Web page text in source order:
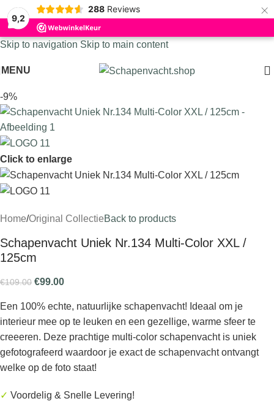
9,2
288 Reviews ×
Skip to navigation Skip to main content
MENU
-9%
Click to enlarge
Home/Original CollectieBack to products
Schapenvacht Uniek Nr.134 Multi-Color XXL /
125cm
€109.00 €99.00
Een 100% echte, natuurlijke schapenvacht! Ideaal om je
interieur mee op te leuken en een gezellige, warme sfeer te
creeeren. Deze prachtige multi-color schapenvacht is uniek
gefotografeerd waardoor je exact de schapenvacht ontvangt
welke op de foto staat!
✓ Voordelig & Snelle Levering!